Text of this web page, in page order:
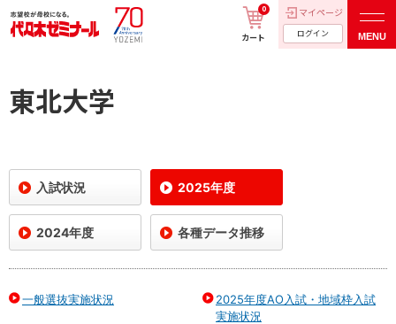
カート
0 マイページ
ログイン MENU
東北大学
入試状況 2025年度
2024年度 各種データ推移
一般選抜実施状況
2025年度AO入試・地域枠入試
実施状況